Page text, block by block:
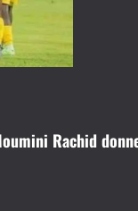
Rachid